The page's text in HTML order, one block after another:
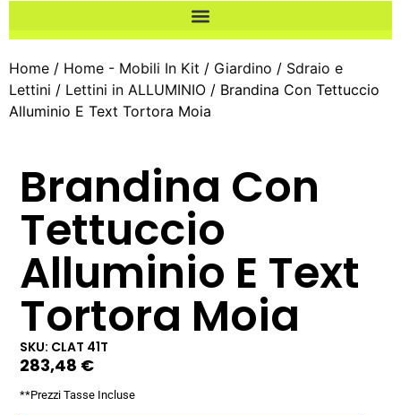
Home / Home - Mobili In Kit / Giardino / Sdraio e
Lettini / Lettini in ALLUMINIO / Brandina Con Tettuccio
Alluminio E Text Tortora Moia
Brandina Con
Tettuccio
Alluminio E Text
Tortora Moia
SKU: CLAT 41T
283,48 €
**Prezzi Tasse Incluse